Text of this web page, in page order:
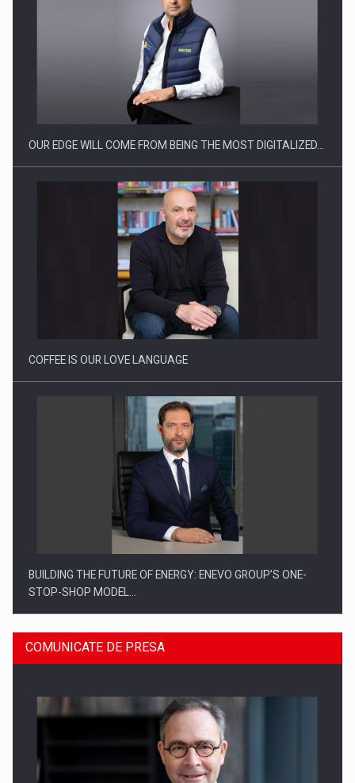
Ce nu stiu Directorii de HR despre performanta echipelor…
Cum invatam sa spunem nu intr-o cultura care pedepseste…
OUR EDGE WILL COME FROM BEING THE MOST DIGITALIZED…
COFFEE IS OUR LOVE LANGUAGE
BUILDING THE FUTURE OF ENERGY: ENEVO GROUP’S ONE-
STOP-SHOP MODEL…
COMUNICATE DE PRESA